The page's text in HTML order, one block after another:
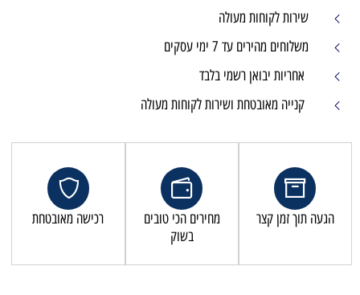
שירות לקוחות מעולה
משלוחים מהירים עד 7 ימי עסקים
אחריות יבואן רשמי בלבד
קנייה מאובטחת ושירות לקוחות מעולה
הגעה תוך זמן קצר
מחירים הכי טובים
בשוק
רכישה מאובטחת